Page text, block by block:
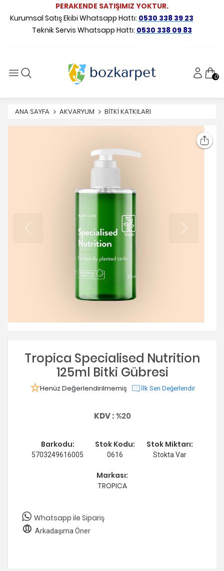
PERAKENDE SATIŞIMIZ YOKTUR.
Kurumsal Satış Ekibi Whatsapp Hattı: 0530 338 39 23
Teknik Servis Whatsapp Hattı: 0530 338 09 83
0
ANA SAYFA AKVARYUM BİTKİ KATKILARI
Tropica Specialised Nutrition
125ml Bitki Gübresi
Henüz Değerlendirilmemiş İlk Sen Değerlendir
KDV : %20
Barkodu:
5703249616005
Stok Kodu:
0616
Stok Miktarı:
Stokta Var
Markası:
TROPICA
Whatsapp ile Sipariş
Arkadaşıma Öner